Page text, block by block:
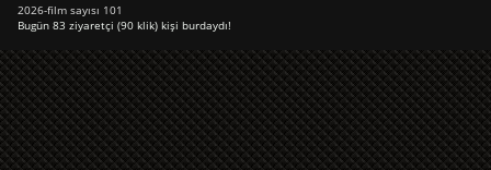
2026-film sayısı 101
Bugün 83 ziyaretçi (90 klik) kişi burdaydı!